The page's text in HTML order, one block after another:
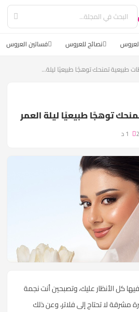
نصائح للعروس فساتين العروس
طبيعية تمنحك توهجًا طبيعيًا ليلة...
توهجًا طبيعيًا ليلة العمر
كل الأنظار عليك، وتصبحين أنت نجمة
لا تحتاج إلى فلاتر، وعن ذلك